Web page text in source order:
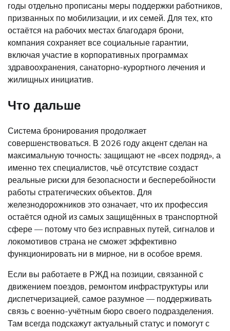
годы отдельно прописаны меры поддержки работников,
призванных по мобилизации, и их семей. Для тех, кто
остаётся на рабочих местах благодаря брони,
компания сохраняет все социальные гарантии,
включая участие в корпоративных программах
здравоохранения, санаторно-курортного лечения и
жилищных инициатив.
Что дальше
Система бронирования продолжает
совершенствоваться. В 2026 году акцент сделан на
максимальную точность: защищают не «всех подряд», а
именно тех специалистов, чьё отсутствие создаст
реальные риски для безопасности и бесперебойности
работы стратегических объектов. Для
железнодорожников это означает, что их профессия
остаётся одной из самых защищённых в транспортной
сфере — потому что без исправных путей, сигналов и
локомотивов страна не сможет эффективно
функционировать ни в мирное, ни в особое время.
Если вы работаете в РЖД на позиции, связанной с
движением поездов, ремонтом инфраструктуры или
диспетчеризацией, самое разумное — поддерживать
связь с военно-учётным бюро своего подразделения.
Там всегда подскажут актуальный статус и помогут с